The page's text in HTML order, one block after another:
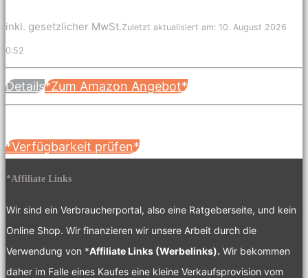
inkl. gesetzlicher MwSt.Zuletzt aktualisiert am: 10. August 2026
0:52
Details*Zum Amazon Angebot*
*Verfügbarkeit prüfen*
*Affiliate Links
Wir sind ein Verbraucherportal, also eine Ratgeberseite, und kein
Online Shop. Wir finanzieren wir unsere Arbeit durch die
Verwendung von *Affiliate Links (Werbelinks). Wir bekommen
daher im Falle eines Kaufes eine kleine Verkaufsprovision vom